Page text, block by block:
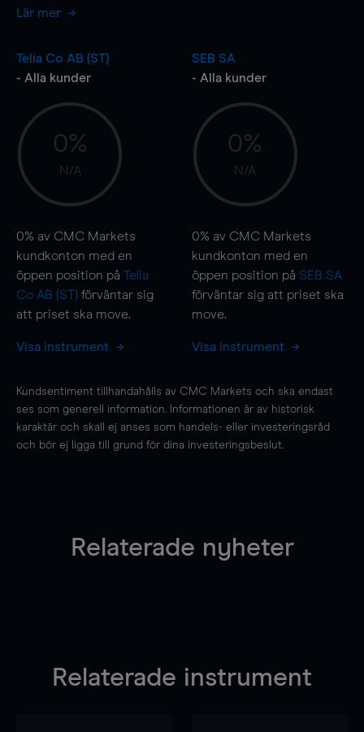
Lär mer
Telia Co AB (ST)
- Alla kunder
0%
N/A
0% av CMC Markets
kundkonton med en
öppen position på Telia
Co AB (ST) förväntar sig
att priset ska move.
Visa instrument
SEB SA
- Alla kunder
0%
N/A
0% av CMC Markets
kundkonton med en
öppen position på SEB SA
förväntar sig att priset ska
move.
Visa instrument
Kundsentiment tillhandahålls av CMC Markets och ska endast
ses som generell information. Informationen är av historisk
karaktär och skall ej anses som handels- eller investeringsråd
och bör ej ligga till grund för dina investeringsbeslut.
Relaterade nyheter
Relaterade instrument